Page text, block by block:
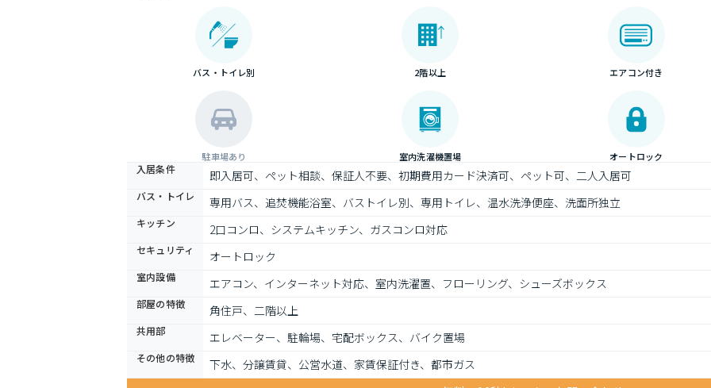
バス・トイレ別 2階以上 エアコン付き
駐車場あり 室内洗濯機置場 オートロック
入居条件 即入居可、ペット相談、保証人不要、初期費用カード決済可、ペット可、二人入居可
バス・トイレ 専用バス、追焚機能浴室、バストイレ別、専用トイレ、温水洗浄便座、洗面所独立
キッチン 2口コンロ、システムキッチン、ガスコンロ対応
セキュリティ オートロック
室内設備 エアコン、インターネット対応、室内洗濯置、フローリング、シューズボックス
部屋の特徴 角住戸、二階以上
共用部 エレベーター、駐輪場、宅配ボックス、バイク置場
その他の特徴
下水、分譲賃貸、公営水道、家賃保証付き、都市ガス